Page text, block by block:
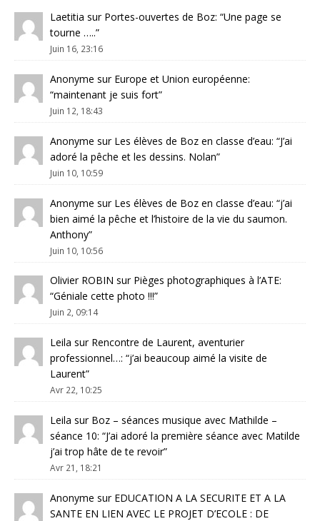
Laetitia sur Portes-ouvertes de Boz: “Une page se
tourne …..”
Juin 16, 23:16
Anonyme sur Europe et Union européenne:
“maintenant je suis fort”
Juin 12, 18:43
Anonyme sur Les élèves de Boz en classe d’eau: “J’ai
adoré la pêche et les dessins. Nolan”
Juin 10, 10:59
Anonyme sur Les élèves de Boz en classe d’eau: “j’ai
bien aimé la pêche et l’histoire de la vie du saumon.
Anthony”
Juin 10, 10:56
Olivier ROBIN sur Pièges photographiques à l’ATE:
“Géniale cette photo !!!”
Juin 2, 09:14
Leila sur Rencontre de Laurent, aventurier
professionnel…: “j’ai beaucoup aimé la visite de
Laurent”
Avr 22, 10:25
Leila sur Boz – séances musique avec Mathilde –
séance 10: “J’ai adoré la première séance avec Matilde
j’ai trop hâte de te revoir”
Avr 21, 18:21
Anonyme sur EDUCATION A LA SECURITE ET A LA
SANTE EN LIEN AVEC LE PROJET D’ECOLE : DE